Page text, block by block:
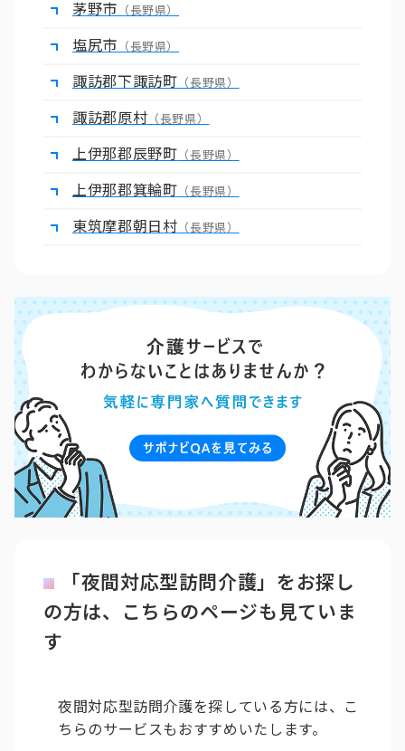
茅野市 （長野県）
塩尻市 （長野県）
諏訪郡下諏訪町 （長野県）
諏訪郡原村 （長野県）
上伊那郡辰野町 （長野県）
上伊那郡箕輪町 （長野県）
東筑摩郡朝日村 （長野県）
「夜間対応型訪問介護」をお探し
の方は、こちらのページも見ていま
す
夜間対応型訪問介護を探している方には、こ
ちらのサービスもおすすめいたします。